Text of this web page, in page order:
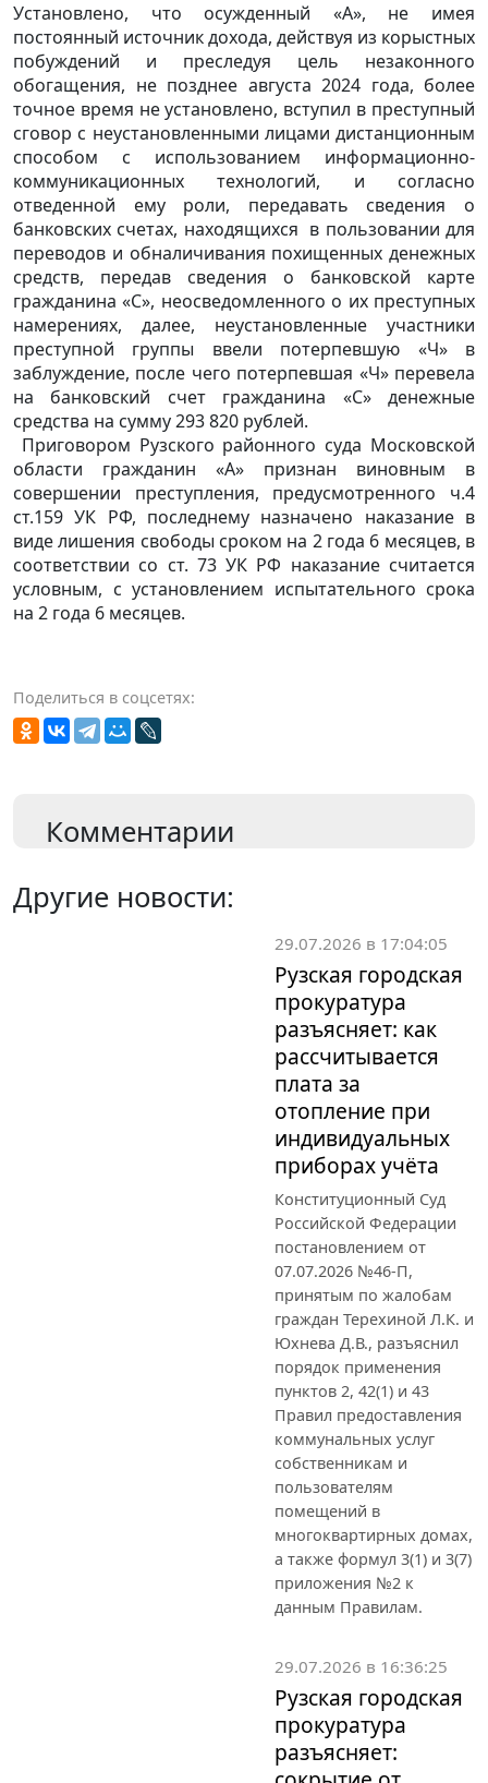
Установлено, что осужденный «А», не имея
постоянный источник дохода, действуя из корыстных
побуждений и преследуя цель незаконного
обогащения, не позднее августа 2024 года, более
точное время не установлено, вступил в преступный
сговор с неустановленными лицами дистанционным
способом с использованием информационно-
коммуникационных технологий, и согласно
отведенной ему роли, передавать сведения о
банковских счетах, находящихся в пользовании для
переводов и обналичивания похищенных денежных
средств, передав сведения о банковской карте
гражданина «С», неосведомленного о их преступных
намерениях, далее, неустановленные участники
преступной группы ввели потерпевшую «Ч» в
заблуждение, после чего потерпевшая «Ч» перевела
на банковский счет гражданина «С» денежные
средства на сумму 293 820 рублей.
Приговором Рузского районного суда Московской
области гражданин «А» признан виновным в
совершении преступления, предусмотренного
ч.4
ст.159 УК РФ, последнему назначено наказание в
виде лишения свободы сроком на 2 года 6 месяцев, в
соответствии со ст. 73 УК РФ наказание считается
условным, с установлением испытательного срока
на 2 года 6 месяцев.
Поделиться в соцсетях:
Комментарии
Другие новости:
29.07.2026 в 17:04:05
Рузская городская
прокуратура
разъясняет: как
рассчитывается
плата за
отопление при
индивидуальных
приборах учёта
Конституционный Суд
Российской Федерации
постановлением от
07.07.2026 №46-П,
принятым по жалобам
граждан Терехиной Л.К. и
Юхнева Д.В., разъяснил
порядок применения
пунктов 2, 42(1) и 43
Правил предоставления
коммунальных услуг
собственникам и
пользователям
помещений в
многоквартирных домах,
а также формул 3(1) и 3(7)
приложения №2 к
данным Правилам.
29.07.2026 в 16:36:25
Рузская городская
прокуратура
разъясняет: